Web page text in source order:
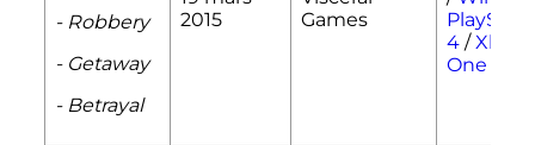
- Robbery
- Getaway
- Betrayal
2015
Games
4/Xbox
One